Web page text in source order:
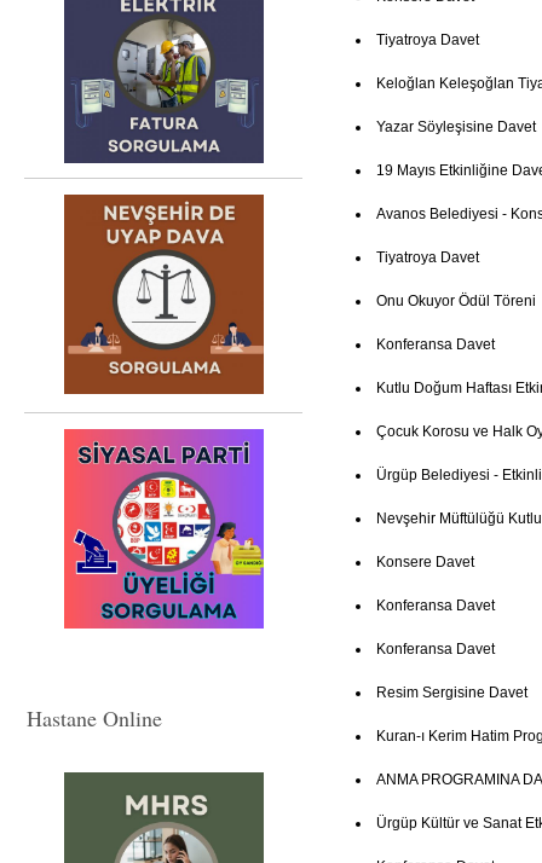
Hastane Online
Tiyatroya Davet
Keloğlan Keleşoğlan
Yazar Söyleşisine Davet
19 Mayıs Etkinliğine
Avanos Belediyesi -
Tiyatroya Davet
Onu Okuyor Ödül Töreni
Konferansa Davet
Kutlu Doğum Haftası
Çocuk Korosu ve Halk
Ürgüp Belediyesi -
Nevşehir Müftülüğü
Konsere Davet
Konferansa Davet
Konferansa Davet
Resim Sergisine Davet
Kuran-ı Kerim Hatim
ANMA PROGRAMINA
Ürgüp Kültür ve Sanat